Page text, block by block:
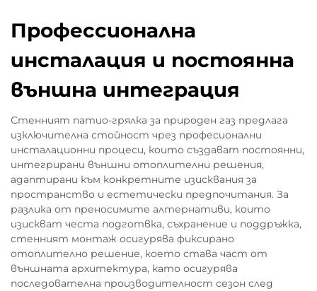
Профессионална
инсталация и постоянна
външна интеграция
Стенният патио-грялка за природен газ предлага
изключителна стойност чрез професионални
инсталационни процеси, които създават постоянни,
интегрирани външни отоплителни решения,
адаптирани към конкретните изисквания за
пространство и естетически предпочитания. За
разлика от преносимите алтернативи, които
изискват честа подготвка, съхранение и поддръжка,
стенният монтаж осигурява фиксирано
отоплително решение, което става част от
външната архитектура, като осигурява
последователна производителност сезон след